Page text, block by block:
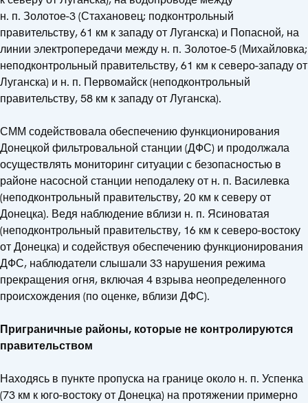
н. п. Золотое-3 (Стахановец; подконтрольный
правительству, 61 км к западу от Луганска) и Попасной, на
линии электропередачи между н. п. Золотое-5 (Михайловка;
неподконтрольный правительству, 61 км к северо-западу от
Луганска) и н. п. Первомайск (неподконтрольный
правительству, 58 км к западу от Луганска).
СММ содействовала обеспечению функционирования
Донецкой фильтровальной станции (ДФС) и продолжала
осуществлять мониторинг ситуации с безопасностью в
районе насосной станции неподалеку от н. п. Василевка
(неподконтрольный правительству, 20 км к северу от
Донецка). Ведя наблюдение вблизи н. п. Ясиноватая
(неподконтрольный правительству, 16 км к северо-востоку
от Донецка) и содействуя обеспечению функционирования
ДФС, наблюдатели слышали 33 нарушения режима
прекращения огня, включая 4 взрыва неопределенного
происхождения (по оценке, вблизи ДФС).
Приграничные районы, которые не контролируются
правительством
Находясь в пункте пропуска на границе около н. п. Успенка
(73 км к юго-востоку от Донецка) на протяжении примерно